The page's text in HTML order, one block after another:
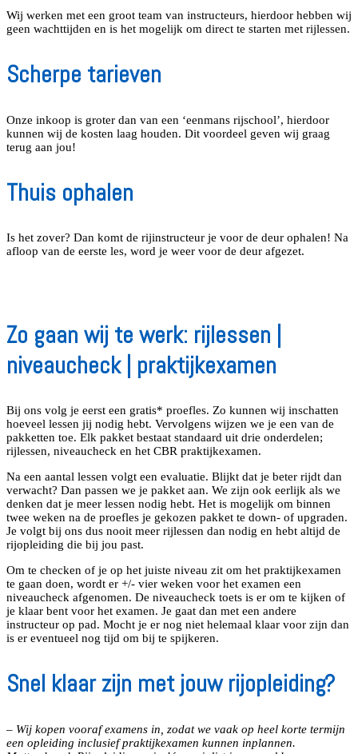
Wij werken met een groot team van instructeurs, hierdoor hebben wij
geen wachttijden en is het mogelijk om direct te starten met rijlessen.
Scherpe tarieven
Onze inkoop is groter dan van een ‘eenmans rijschool’, hierdoor
kunnen wij de kosten laag houden. Dit voordeel geven wij graag
terug aan jou!
Thuis ophalen
Is het zover? Dan komt de rijinstructeur je voor de deur ophalen! Na
afloop van de eerste les, word je weer voor de deur afgezet.
Zo gaan wij te werk: rijlessen |
niveaucheck | praktijkexamen
Bij ons volg je eerst een gratis* proefles. Zo kunnen wij inschatten
hoeveel lessen jij nodig hebt. Vervolgens wijzen we je een van de
pakketten toe. Elk pakket bestaat standaard uit drie onderdelen;
rijlessen, niveaucheck en het CBR praktijkexamen.
Na een aantal lessen volgt een evaluatie. Blijkt dat je beter rijdt dan
verwacht? Dan passen we je pakket aan. We zijn ook eerlijk als we
denken dat je meer lessen nodig hebt. Het is mogelijk om binnen
twee weken na de proefles je gekozen pakket te down- of upgraden.
Je volgt bij ons dus nooit meer rijlessen dan nodig en hebt altijd de
rijopleiding die bij jou past.
Om te checken of je op het juiste niveau zit om het praktijkexamen
te gaan doen, wordt er +/- vier weken voor het examen een
niveaucheck afgenomen. De niveaucheck toets is er om te kijken of
je klaar bent voor het examen. Je gaat dan met een andere
instructeur op pad. Mocht je er nog niet helemaal klaar voor zijn dan
is er eventueel nog tijd om bij te spijkeren.
Snel klaar zijn met jouw rijopleiding?
– Wij kopen vooraf examens in, zodat we vaak op heel korte termijn
een opleiding inclusief praktijkexamen kunnen inplannen.